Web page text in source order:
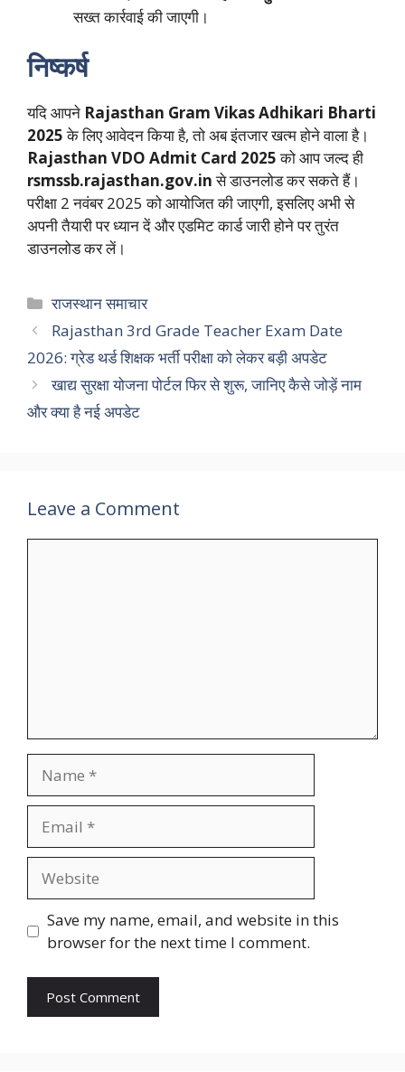
सख्त कार्रवाई की जाएगी।
निष्कर्ष
यदि आपने Rajasthan Gram Vikas Adhikari Bharti
2025के लिए आवेदन किया है, तो अब इंतजार खत्म होने वाला है।
Rajasthan VDO Admit Card 2025को आप जल्द ही
rsmssb.rajasthan.gov.inसे डाउनलोड कर सकते हैं।
परीक्षा 2 नवंबर 2025 को आयोजित की जाएगी, इसलिए अभी से
अपनी तैयारी पर ध्यान दें और एडमिट कार्ड जारी होने पर तुरंत
डाउनलोड कर लें।
Categories
राजस्थान समाचार
Rajasthan 3rd Grade Teacher Exam Date
2026: ग्रेड थर्ड शिक्षक भर्ती परीक्षा को लेकर बड़ी अपडेट
खाद्य सुरक्षा योजना पोर्टल फिर से शुरू, जानिए कैसे जोड़ें नाम
और क्या है नई अपडेट
Leave a Comment
Save my name, email, and website in this
browser for the next time I comment.